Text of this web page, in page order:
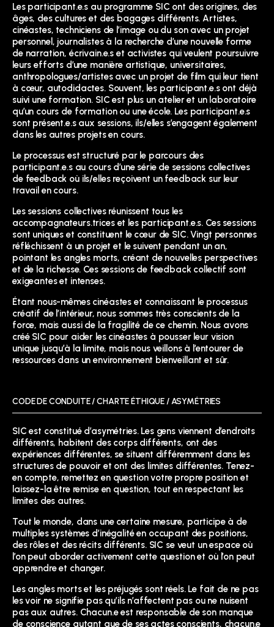
Les participant.e.s au programme SIC ont des origines, des
âges, des cultures et des bagages différents. Artistes,
cinéastes, techniciens de l’image ou du son avec un projet
personnel, journalistes à la recherche d’une nouvelle forme
de narration, écrivain.e.s et activistes qui veulent poursuivre
leurs efforts d’une manière artistique, universitaires,
anthropologues/artistes avec un projet de film qui leur tient
à cœur, autodidactes. Souvent, les participant.e.s ont déjà
suivi une formation. SIC est plus un atelier et un laboratoire
qu’un cours de formation ou une école. Les participant.e.s
sont présent.e.s aux sessions, ils/elles s’engagent également
dans les autres projets en cours.
Le processus est structuré par le parcours des
participant.e.s au cours d’une série de sessions collectives
de feedback où ils/elles reçoivent un feedback sur leur
travail en cours.
Les sessions collectives réunissent tous les
accompagnateurs.trices et les participant.e.s. Ces sessions
sont uniques et constituent le cœur de SIC. Vingt personnes
réfléchissent à un projet et le suivent pendant un an,
pointant les angles morts, créant de nouvelles perspectives
et de la richesse. Ces sessions de feedback collectif sont
exigeantes et intenses.
Étant nous-mêmes cinéastes et connaissant le processus
créatif de l’intérieur, nous sommes très conscients de la
force, mais aussi de la fragilité de ce chemin. Nous avons
créé SIC pour aider les cinéastes à pousser leur vision
unique jusqu’à la limite, mais nous veillons à l’entourer de
ressources dans un environnement bienveillant et sûr.
CODE DE CONDUITE / CHARTE ÉTHIQUE / ASYMÉTRIES
SIC est constitué d’asymétries. Les gens viennent d’endroits
différents, habitent des corps différents, ont des
expériences différentes, se situent différemment dans les
structures de pouvoir et ont des limites différentes. Tenez-
en compte, remettez en question votre propre position et
laissez-la être remise en question, tout en respectant les
limites des autres.
Tout le monde, dans une certaine mesure, participe à de
multiples systèmes d’inégalité en occupant des positions,
des rôles et des récits différents. SIC se veut un espace où
l’on peut aborder activement cette question et où l’on peut
apprendre et changer.
Les angles morts et les préjugés sont réels. Le fait de ne pas
les voir ne signifie pas qu’ils n’affectent pas ou ne nuisent
pas aux autres. Chacun.e est responsable de son manque
de conscience autant que de ses actes conscients, chacun.e